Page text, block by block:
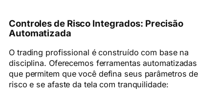
Controles de Risco Integrados: Precisão
Automatizada
O trading profissional é construído com base na
disciplina. Oferecemos ferramentas automatizadas
que permitem que você defina seus parâmetros de
risco e se afaste da tela com tranquilidade: